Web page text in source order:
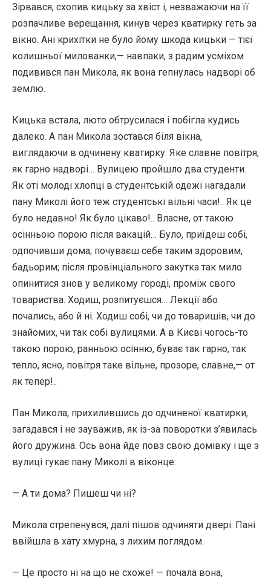
Зірвався, схопив кицьку за хвіст і, незважаючи на її
розпачливе верещання, кинув через кватирку геть за
вікно. Ані крихітки не було йому шкода кицьки — тієї
колишньої милованки,— навпаки, з радим усміхом
подивився пан Микола, як вона гепнулась надворі об
землю.
Кицька встала, люто обтрусилася і побігла кудись
далеко. А пан Микола зостався біля вікна,
виглядаючи в одчинену кватирку. Яке славне повітря,
як гарно надворі… Вулицею пройшло два студенти.
Як оті молоді хлопці в студентській одежі нагадали
пану Миколі його теж студентські вільні часи!.. Як це
було недавно! Як було цікаво!.. Власне, от такою
осінньою порою після вакацій… Було, приїдеш собі,
одпочивши дома; почуваєш себе таким здоровим,
бадьорим; після провінціального закутка так мило
опинитися знов у великому городі, проміж свого
товариства. Ходиш, розпитуєшся… Лекції або
почались, або й ні. Ходиш собі, чи до товаришів, чи до
знайомих, чи так собі вулицями. А в Києві чогось-то
такою порою, ранньою осінню, буває так гарно, так
тепло, ясно, повітря таке вільне, прозоре, славне,— от
як тепер!..
Пан Микола, прихилившись до одчиненої кватирки,
загадався і не зауважив, як із-за поворотки з’явилась
його дружина. Ось вона йде повз свою домівку і ще з
вулиці гукає пану Миколі в віконце:
— А ти дома? Пишеш чи ні?
Микола стрепенувся, далі пішов одчиняти двері. Пані
ввійшла в хату хмурна, з лихим поглядом.
— Це просто ні на що не схоже! — почала вона,